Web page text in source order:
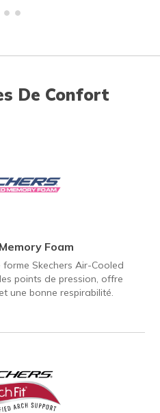
De Confort
Foam
Skechers Air-Cooled
points de pression, offre
une bonne respirabilité.